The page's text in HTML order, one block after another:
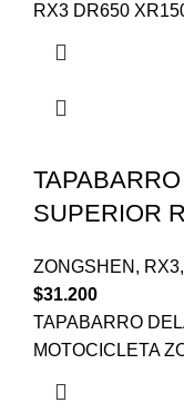
RX3 DR650
SUPERIOR
ZONGSHEN , RX3,
$31.200
TAPABARRO
MOTOCICLETA